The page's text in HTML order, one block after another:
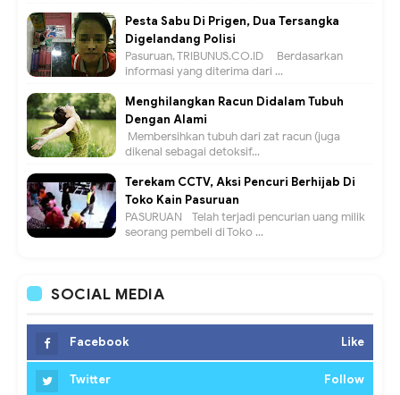
Pesta Sabu Di Prigen, Dua Tersangka
Digelandang Polisi
Pasuruan, TRIBUNUS.CO.ID - Berdasarkan
informasi yang diterima dari ...
Menghilangkan Racun Didalam Tubuh
Dengan Alami
Membersihkan tubuh dari zat racun (juga
dikenal sebagai detoksif...
Terekam CCTV, Aksi Pencuri Berhijab Di
Toko Kain Pasuruan
PASURUAN - Telah terjadi pencurian uang milik
seorang pembeli di Toko ...
SOCIAL MEDIA
Facebook Like
Twitter Follow